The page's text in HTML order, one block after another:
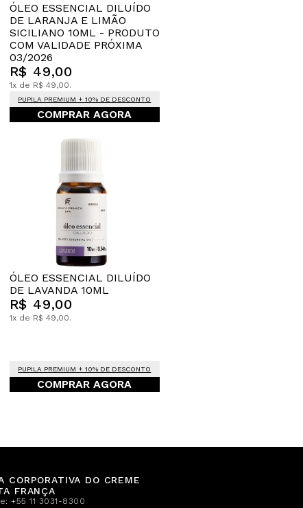
ÓLEO ESSENCIAL DILUÍDO
DE LARANJA E LIMÃO
SICILIANO 10ML - PRODUTO
COM VALIDADE PRÓXIMA
03/2026
R$ 49,00
1x de R$ 49,00.
PUPILA PREMIUM + 10% DE DESCONTO
COMPRAR AGORA
ÓLEO ESSENCIAL DILUÍDO
DE LAVANDA 10ML
R$ 49,00
1x de R$ 49,00.
PUPILA PREMIUM + 10% DE DESCONTO
COMPRAR AGORA
CORPORATIVA DO CREME
FRANÇA
+55 11 3031-8300